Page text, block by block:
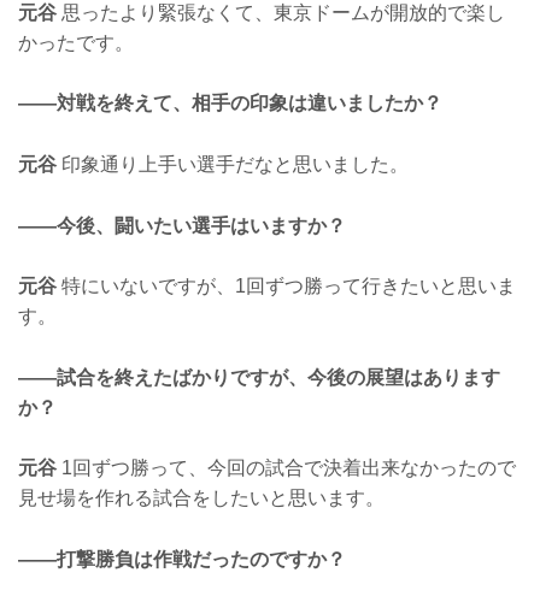
元谷 思ったより緊張なくて、東京ドームが開放的で楽し
かったです。
——対戦を終えて、相手の印象は違いましたか？
元谷 印象通り上手い選手だなと思いました。
——今後、闘いたい選手はいますか？
元谷 特にいないですが、1回ずつ勝って行きたいと思いま
す。
——試合を終えたばかりですが、今後の展望はあります
か？
元谷 1回ずつ勝って、今回の試合で決着出来なかったので
見せ場を作れる試合をしたいと思います。
——打撃勝負は作戦だったのですか？